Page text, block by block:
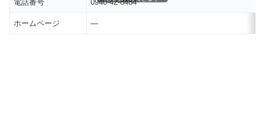
電話番号 0940-42-8484
ホームページ ―